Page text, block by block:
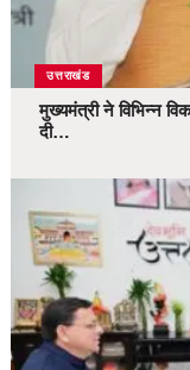
उत्तराखंड
मुख्यमंत्री ने विभिन्न
दी…